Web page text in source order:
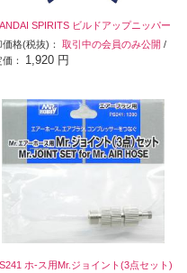
SPIRITS ビルドアップニッパー
価格(税抜)：取引中の会員のみ公開 /
価： 1,920 円
ホ-ス用Mr.ジョイント(3点セット)